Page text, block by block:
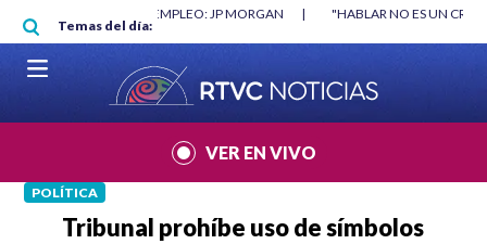
Pasar al contenido principal
Temas del día:
"HABLAR NO ES UN CRIMEN": CARTA DE BETO CORAL |
VER EN VIVO
POLÍTICA
Tribunal prohíbe uso de símbolos